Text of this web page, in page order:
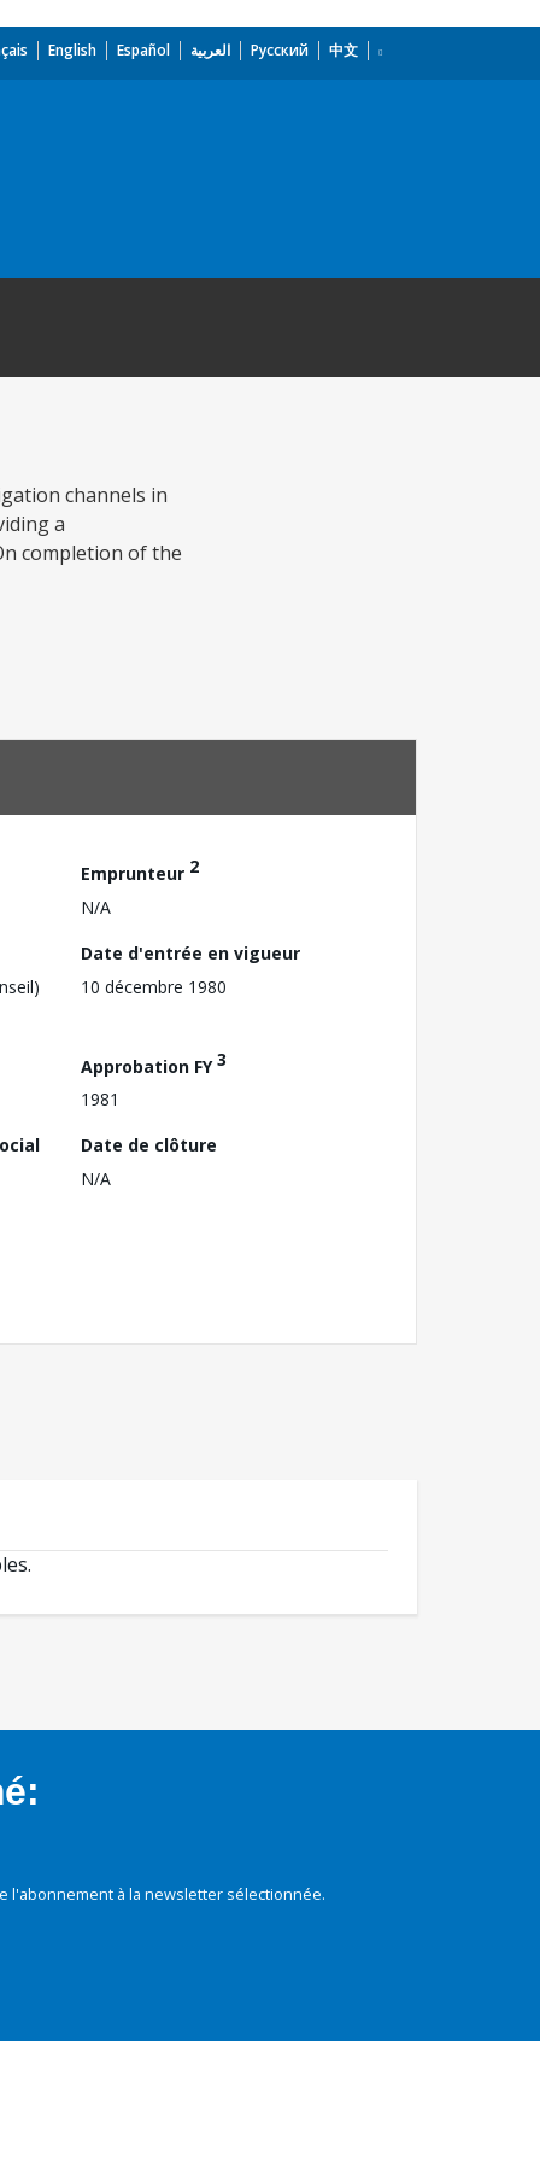
English Español العربية Русский 中文
channels in
a
completion of the
Emprunteur 2
N/A
Date d'entrée en vigueur
10 décembre 1980
Approbation FY3
1981
Date de clôture
N/A
à la newsletter sélectionnée.